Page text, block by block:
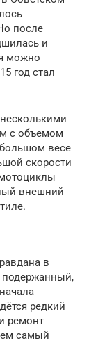
после
и
можно
год стал
с объемом
весе
скорости
внешний
в
редкий
ремонт
самый